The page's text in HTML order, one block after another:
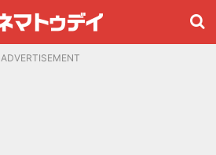
ADVERTISEMENT